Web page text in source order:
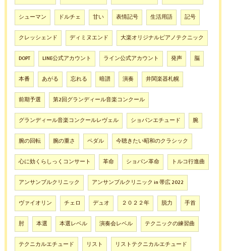
シューマン ドルチェ 甘い 表情記号 生活用語 記号
クレッシェンド ディミヌエンド 大楽オリジナルピアノテクニック
DOPT LINE公式アカウント ライン公式アカウント 発声 脳
本番 あがる 忘れる 暗譜 演奏 井関楽器札幌
前期予選 第2回グランディール音楽コンクール
グランディール音楽コンクールレヴェル ショパンエチュード 腕
腕の回転 腕の重さ ペダル 今聴きたい昭和のクラシック
心に効くらしっくコンサート 革命 ショパン革命 トルコ行進曲
アンサンブルクリニック アンサンブルクリニック in 帯広 2022
ヴァイオリン チェロ デュオ ２０２２年 脱力 手首
肘 本選 本選レベル 演奏会レベル テクニックの練習曲
テクニカルエチュード リスト リストテクニカルエチュード